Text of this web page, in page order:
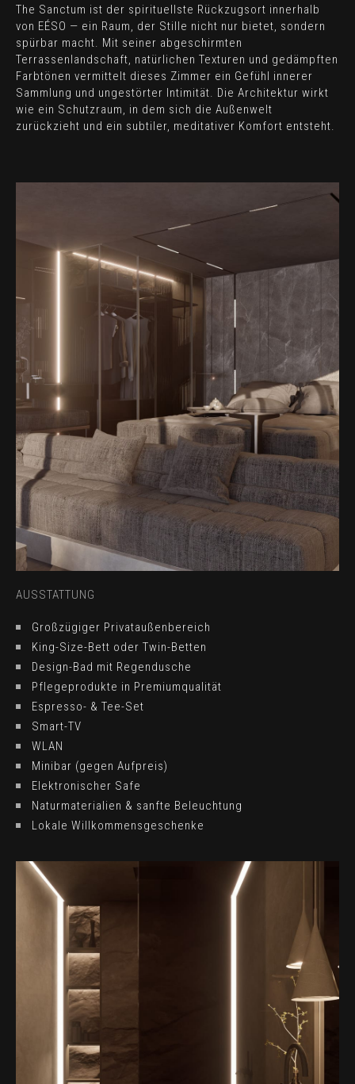
The Sanctum ist der spirituellste Rückzugsort innerhalb
von EÉSO — ein Raum, der Stille nicht nur bietet, sondern
spürbar macht. Mit seiner abgeschirmten
Terrassenlandschaft, natürlichen Texturen und gedämpften
Farbtönen vermittelt dieses Zimmer ein Gefühl innerer
Sammlung und ungestörter Intimität. Die Architektur wirkt
wie ein Schutzraum, in dem sich die Außenwelt
zurückzieht und ein subtiler, meditativer Komfort entsteht.
AUSSTATTUNG
Großzügiger Privataußenbereich
King-Size-Bett oder Twin-Betten
Design-Bad mit Regendusche
Pflegeprodukte in Premiumqualität
Espresso- & Tee-Set
Smart-TV
WLAN
Minibar (gegen Aufpreis)
Elektronischer Safe
Naturmaterialien & sanfte Beleuchtung
Lokale Willkommensgeschenke